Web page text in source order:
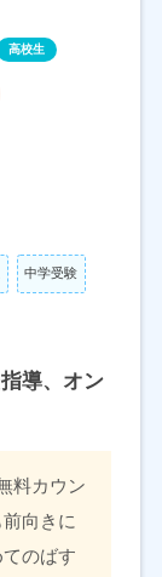
高校生
中学受験
導、オン
料カウン
向きに
のばす